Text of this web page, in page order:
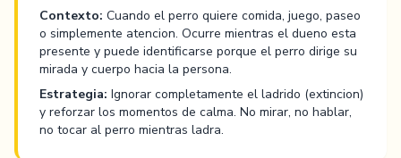
Contexto: Cuando el perro quiere comida, juego, paseo
o simplemente atencion. Ocurre mientras el dueno esta
presente y puede identificarse porque el perro dirige su
mirada y cuerpo hacia la persona.
Estrategia: Ignorar completamente el ladrido (extincion)
y reforzar los momentos de calma. No mirar, no hablar,
no tocar al perro mientras ladra.